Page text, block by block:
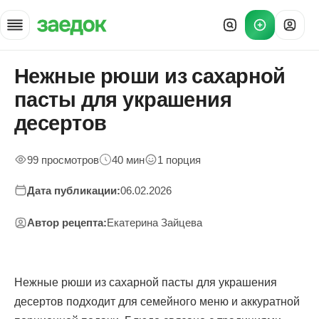
Главная
»
Рецепты
Рюши из сахарной пасты — приготовление и подача
Нежные рюши из сахарной
пасты для украшения
десертов
99 просмотров 40 мин 1 порция
Дата публикации:06.02.2026
Автор рецепта:Екатерина Зайцева
Нежные рюши из сахарной пасты для украшения
десертов подходит для семейного меню и аккуратной